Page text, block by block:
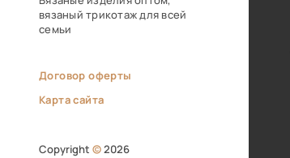
вязаный трикотаж для всей
семьи
Договор оферты
Карта сайта
Copyright ©2026